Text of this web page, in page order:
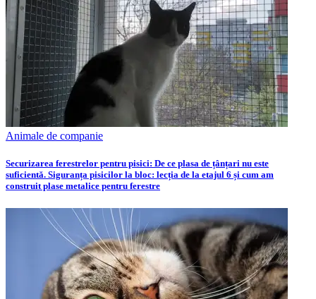
Animale de companie
Securizarea ferestrelor pentru pisici: De ce plasa de țânțari nu este
suficientă. Siguranța pisicilor la bloc: lecția de la etajul 6 și cum am
construit plase metalice pentru ferestre